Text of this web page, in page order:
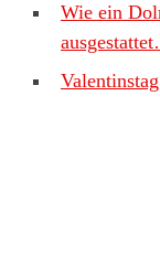
Wie ein
Valentinstag